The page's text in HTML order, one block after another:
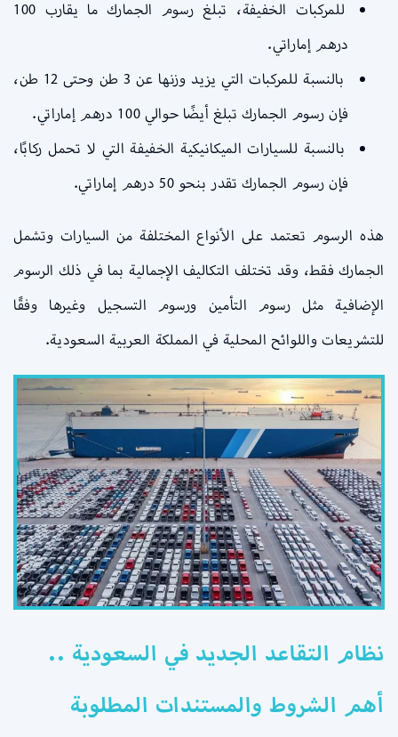
للمركبات الخفيفة، تبلغ رسوم الجمارك ما يقارب 100
درهم إماراتي.
بالنسبة للمركبات التي يزيد وزنها عن 3 طن وحتى 12 طن،
فإن رسوم الجمارك تبلغ أيضًا حوالي 100 درهم إماراتي.
بالنسبة للسيارات الميكانيكية الخفيفة التي لا تحمل ركابًا،
فإن رسوم الجمارك تقدر بنحو 50 درهم إماراتي.
هذه الرسوم تعتمد على الأنواع المختلفة من السيارات وتشمل
الجمارك فقط، وقد تختلف التكاليف الإجمالية بما في ذلك الرسوم
الإضافية مثل رسوم التأمين ورسوم التسجيل وغيرها وفقًا
للتشريعات واللوائح المحلية في المملكة العربية السعودية.
نظام التقاعد الجديد في السعودية ..
أهم الشروط والمستندات المطلوبة